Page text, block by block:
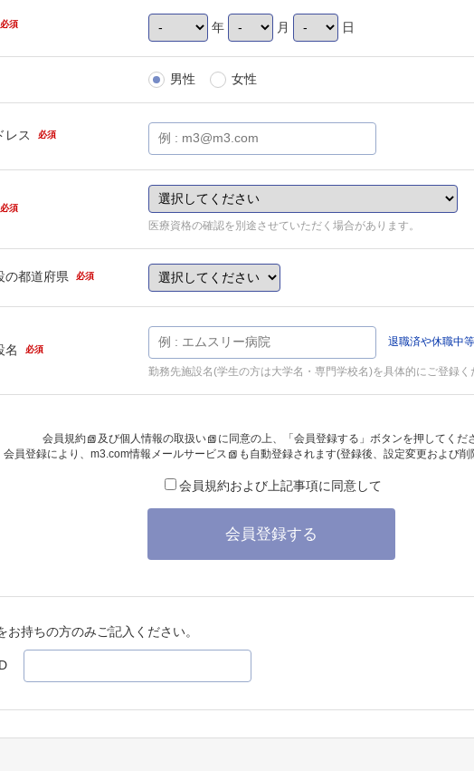
必須 年 月 日
男性 女性
レス 必須
必須
医療資格の確認を別途させていただく場合があります。
の都道府県 必須
名 必須
退職済や休職中
勤務先施設名(学生の方は大学名・専門学校名)を具体的にご登録く
会員規約 及び個人情報の取扱い
に同意の上、「会員登録する」ボタンを押してくだ
会員登録により、 m3.com情報メールサービス も自動登録されます(登録後、設定変更および
会員規約および上記事項に同意して
会員登録する
お持ちの方のみご記入ください。